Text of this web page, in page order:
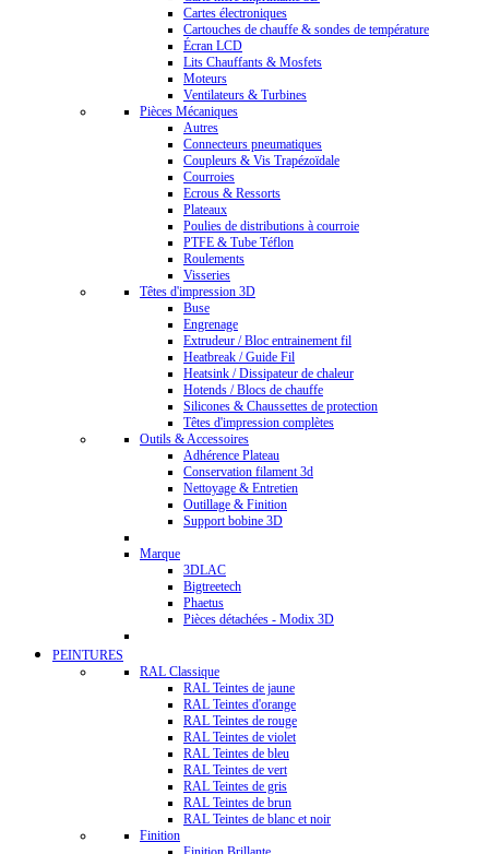
Cartes électroniques
Cartouches de chauffe & sondes de température
Écran LCD
Lits Chauffants & Mosfets
Moteurs
Ventilateurs & Turbines
Pièces Mécaniques
Autres
Connecteurs pneumatiques
Coupleurs & Vis Trapézoïdale
Courroies
Ecrous & Ressorts
Plateaux
Poulies de distributions à courroie
PTFE & Tube Téflon
Roulements
Visseries
Têtes d'impression 3D
Buse
Engrenage
Extrudeur / Bloc entrainement fil
Heatbreak / Guide Fil
Heatsink / Dissipateur de chaleur
Hotends / Blocs de chauffe
Silicones & Chaussettes de protection
Têtes d'impression complètes
Outils & Accessoires
Adhérence Plateau
Conservation filament 3d
Nettoyage & Entretien
Outillage & Finition
Support bobine 3D
Marque
3DLAC
Bigtreetech
Phaetus
Pièces détachées - Modix 3D
PEINTURES
RAL Classique
RAL Teintes de jaune
RAL Teintes d'orange
RAL Teintes de rouge
RAL Teintes de violet
RAL Teintes de bleu
RAL Teintes de vert
RAL Teintes de gris
RAL Teintes de brun
RAL Teintes de blanc et noir
Finition